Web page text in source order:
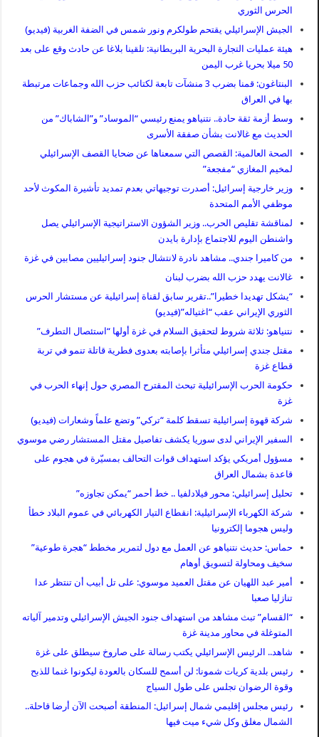
الحرس الثوري
الجيش الإسرائيلي يقتحم طولكرم ونور شمس في الضفة الغربية (فيديو)
هيئة عمليات التجارة البحرية البريطانية: تلقينا بلاغا عن حادث وقع على بعد
50 ميلا بحريا غرب اليمن
البنتاغون: قمنا بضرب 3 منشآت تابعة لكتائب حزب الله وجماعات مرتبطة
بها في العراق
وسط أزمة ثقة حادة.. نتنياهو يمنع رئيسي “الموساد” و”الشاباك” من
الحديث مع غالانت بشأن صفقة الأسرى
الصحة العالمية: القصص التي سمعناها عن ضحايا القصف الإسرائيلي
لمخيم المغازي “مفجعة”
وزير خارجية إسرائيل: أصدرت توجيهاتي بعدم تمديد تأشيرة المكوث لأحد
موظفي الأمم المتحدة
لمناقشة تقليص الحرب.. وزير الشؤون الاستراتيجية الإسرائيلي يصل
واشنطن اليوم للاجتماع بإدارة بايدن
من كاميرا جندي.. مشاهد نادرة لانتشال جنود إسرائيليين مصابين في غزة
غالانت يهدد حزب الله بضرب لبنان
“يشكل تهديدا خطيرا”..تقرير سابق لقناة إسرائيلية عن مستشار الحرس
الثوري الإيراني عقب “اغتياله”(فيديو)
نتنياهو: ثلاثة شروط لتحقيق السلام في غزة أولها “استئصال التطرف”
مقتل جندي إسرائيلي متأثرا بإصابته بعدوى فطرية قاتلة تنمو في تربة
قطاع غزة
حكومة الحرب الإسرائيلية تبحث المقترح المصري حول إنهاء الحرب في
غزة
شركة قهوة إسرائيلية تسقط كلمة “تركي” وتضع علماً وشعارات (فيديو)
السفير الإيراني لدى سوريا يكشف تفاصيل مقتل المستشار رضي موسوي
مسؤول أمريكي يؤكد استهداف قوات التحالف بمسيّرة في هجوم على
قاعدة بشمال العراق
تحليل إسرائيلي: محور فيلادلفيا .. خط أحمر “يمكن تجاوزه”
شركة الكهرباء الإسرائيلية: انقطاع التيار الكهربائي في عموم البلاد خطأ
وليس هجوما إلكترونيا
حماس: حديث نتنياهو عن العمل مع دول لتمرير مخطط “هجرة طوعية”
سخيف ومحاولة لتسويق أوهام
أمير عبد اللهيان عن مقتل العميد موسوي: على تل أبيب أن تنتظر عدا
تنازليا صعبا
“القسام” تبث مشاهد من استهداف جنود الجيش الإسرائيلي وتدمير آلياته
المتوغلة في محاور مدينة غزة
شاهد.. الرئيس الإسرائيلي يكتب رسالة على صاروخ سيطلق على غزة
رئيس بلدية كريات شمونا: لن أسمح للسكان بالعودة ليكونوا غنما للذبح
وقوة الرضوان تجلس على طول السياج
رئيس مجلس إقليمي شمال إسرائيل: المنطقة أصبحت الآن أرضا قاحلة..
الشمال مغلق وكل شيء ميت فيها